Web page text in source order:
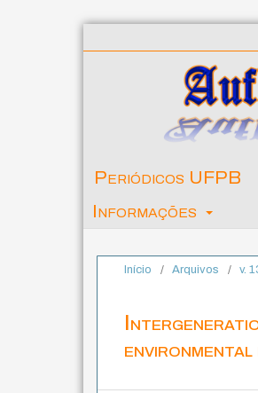
Periódicos UFPB
Informações
Início / Arquivos / v.
environmental